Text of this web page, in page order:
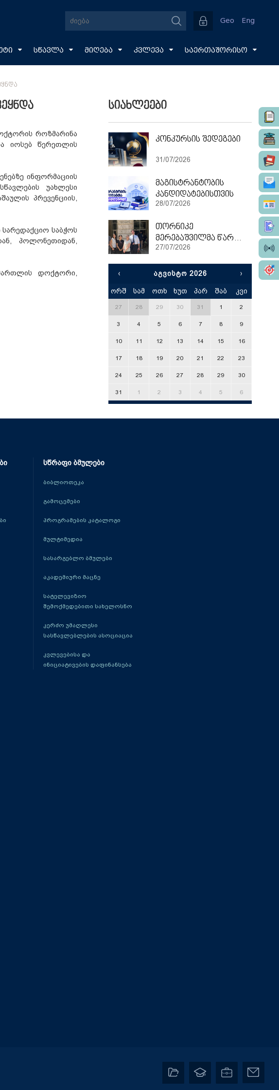
Geo Eng
სწავლა მიღება კვლევა საერთაშორისო
როზმარინა
იოსებ წერეთლის
ინფორმაციის
უახლესი
პრევენციის,
საბჭოს
პოლონეთიდან,
დოქტორი,
სიახლეები
კონკურსის შედეგები
31/07/2026
მაგისტრანტობის
კანდიდატებისთვის
28/07/2026
თორნიკე
მერებაშვილმა წარჩინებით დაასრულა ეტვოშ ლორანის უნივერსიტეტის სამაგისტრო პროგრამა
27/07/2026
‹ ᲐᲒᲕᲘᲡᲢᲝ 2026 ›
ორშ სამ ოთხ ხუთ პარ შაბ კვი
27 28 29 30 31 1 2
3 4 5 6 7 8 9
10 11 12 13 14 15 16
17 18 19 20 21 22 23
24 25 26 27 28 29 30
31 1 2 3 4 5 6
სწრაფი ბმულები
ბიბლიოთეკა
გამოცემები
პროგრამების კატალოგი
მულტიმედია
სასარგებლო ბმულები
აკადემიური მაცნე
სატელევიზიო
შემოქმედებითი სახელოსნო
კერძო უმაღლესი
სასწავლებლების ასოციაცია
კვლევებისა და
ინიციატივების დაფინანსება